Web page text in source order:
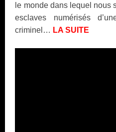
le monde dans lequel nous
esclaves numérisés
criminel… LA SUITE